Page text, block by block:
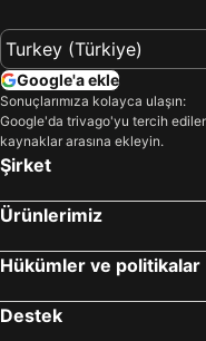
Google'a ekle
Sonuçlarımıza kolayca ulaşın:
Google'da trivago'yu tercih
kaynaklar arasına ekleyin.
Şirket
Ürünlerimiz
Hükümler ve politikalar
Destek